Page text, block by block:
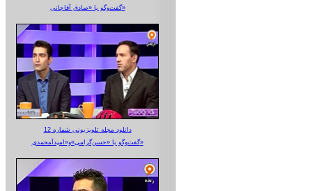
گفت‌وگو با «صادق آقاجانی»
دانلود مجله تلویزیونی شماره 12
گفت‌وگو با «حسن‌گرامی»و«امیدآمحمدی»